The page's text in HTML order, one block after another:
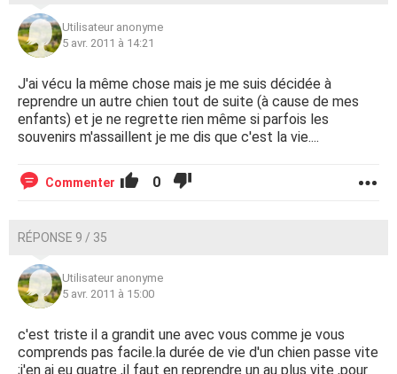
Utilisateur anonyme
5 avr. 2011 à 14:21
J'ai vécu la même chose mais je me suis décidée à
reprendre un autre chien tout de suite (à cause de mes
enfants) et je ne regrette rien même si parfois les
souvenirs m'assaillent je me dis que c'est la vie....
Commenter 0
RÉPONSE 9 / 35
Utilisateur anonyme
5 avr. 2011 à 15:00
c'est triste il a grandit une avec vous comme je vous
comprends pas facile.la durée de vie d'un chien passe vite
;j'en ai eu quatre ,il faut en reprendre un au plus vite ,pour